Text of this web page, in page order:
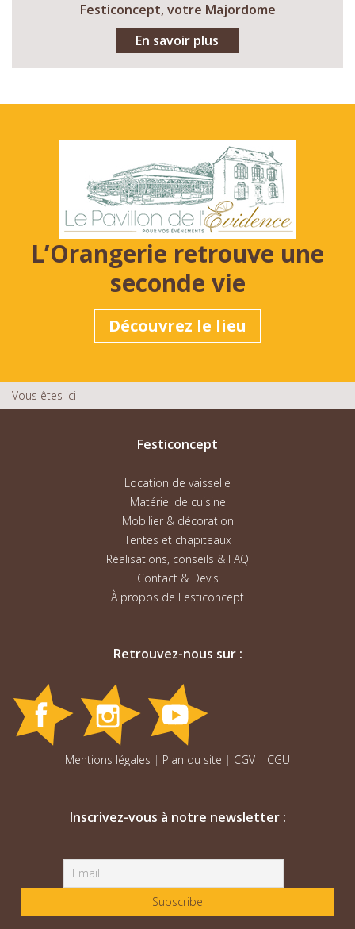
Festiconcept, votre Majordome
En savoir plus
L’Orangerie retrouve une
seconde vie
Découvrez le lieu
Vous êtes ici
Festiconcept
Location de vaisselle
Matériel de cuisine
Mobilier & décoration
Tentes et chapiteaux
Réalisations, conseils & FAQ
Contact & Devis
À propos de Festiconcept
Retrouvez-nous sur :
Mentions légales | Plan du site | CGV | CGU
Inscrivez-vous à notre newsletter :